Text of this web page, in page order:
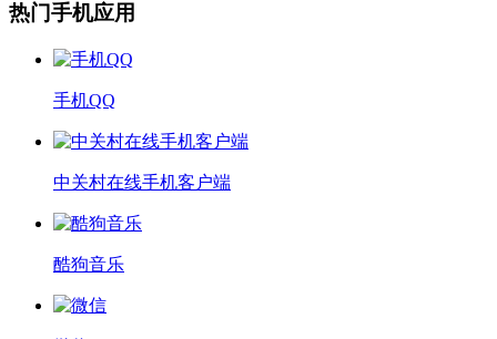
热门手机应用
手机QQ
中关村在线手机客户端
酷狗音乐